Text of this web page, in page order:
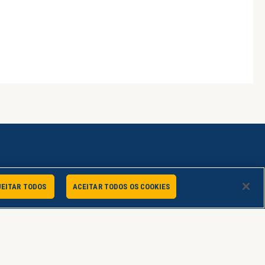
Serviço de Atendimento ao Consumidor
sac@lojauninter.com
Atendimento Online
TODOS ACEITAR TODOS OS COOKIES